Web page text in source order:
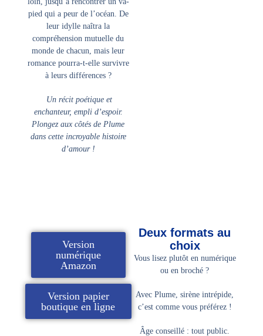
pied qui a peur de l’océan. De
leur idylle naîtra la
compréhension mutuelle du
monde de chacun, mais leur
romance pourra-t-elle survivre
à leurs différences ?
Un récit poétique et
enchanteur, empli d’espoir.
Plongez aux côtés de Plume
dans cette incroyable histoire
d’amour !
Deux formats au
choix
Vous lisez plutôt en numérique
ou en broché ?
AvecPlume, sirène intrépide
c’est comme vous préférez !
Âge conseillé : tout public.
Version
numérique
Amazon
Version papier
boutique en ligne